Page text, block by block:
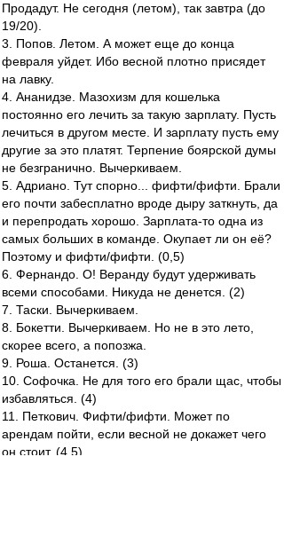
Продадут. Не сегодня (летом), так завтра (до
19/20).
3. Попов. Летом. А может еще до конца
февраля уйдет. Ибо весной плотно присядет
на лавку.
4. Ананидзе. Мазохизм для кошелька
постоянно его лечить за такую зарплату. Пусть
лечиться в другом месте. И зарплату пусть ему
другие за это платят. Терпение боярской думы
не безгранично. Вычеркиваем.
5. Адриано. Тут спорно... фифти/фифти. Брали
его почти забесплатно вроде дыру заткнуть, да
и перепродать хорошо. Зарплата-то одна из
самых больших в команде. Окупает ли он её?
Поэтому и фифти/фифти. (0,5)
6. Фернандо. О! Веранду будут удерживать
всеми способами. Никуда не денется. (2)
7. Таски. Вычеркиваем.
8. Бокетти. Вычеркиваем. Но не в это лето,
скорее всего, а попозжа.
9. Роша. Останется. (3)
10. Софочка. Не для того его брали щас, чтобы
избавляться. (4)
11. Петкович. Фифти/фифти. Может по
арендам пойти, если весной не докажет чего
он стоит. (4,5)